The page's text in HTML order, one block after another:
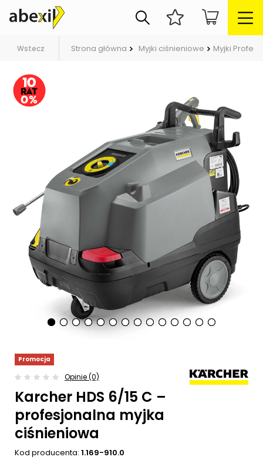
Wstecz Strona główna Myjki ciśnieniowe Myjki
Promocja
Opinie (0)
Karcher HDS 6/15 C –
profesjonalna myjka
ciśnieniowa
Kod producenta: 1.169-910.0